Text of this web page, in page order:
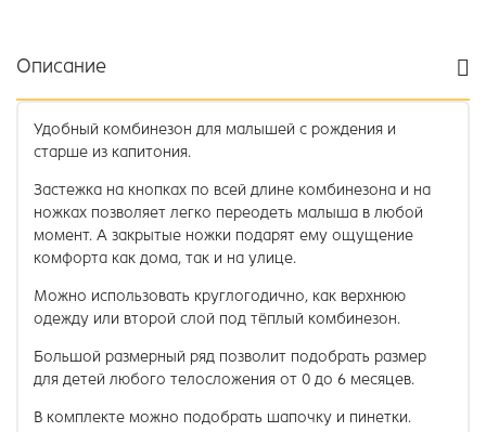
Описание
Удобный комбинезон для малышей с рождения и
старше из капитония.
Застежка на кнопках по всей длине комбинезона и на
ножках позволяет легко переодеть малыша в любой
момент. А закрытые ножки подарят ему ощущение
комфорта как дома, так и на улице.
Можно использовать круглогодично, как верхнюю
одежду или второй слой под тёплый комбинезон.
Большой размерный ряд позволит подобрать размер
для детей любого телосложения от 0 до 6 месяцев.
В комплекте можно подобрать шапочку и пинетки.